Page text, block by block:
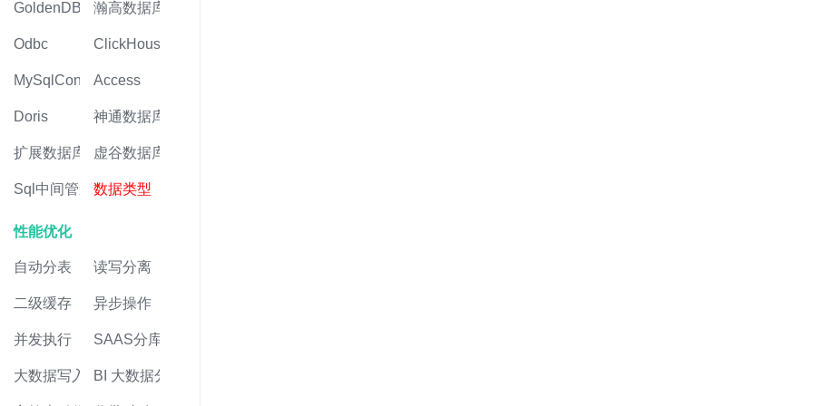
GoldenDB 瀚高数据库
Odbc ClickHouse
MySqlConnector
Access
Doris 神通数据库
扩展数据库 虚谷数据库
Sql中间管道 数据类型
性能优化
自动分表 读写分离
二级缓存 异步操作
并发执行 SAAS分库
大数据写入 BI 大数据分析